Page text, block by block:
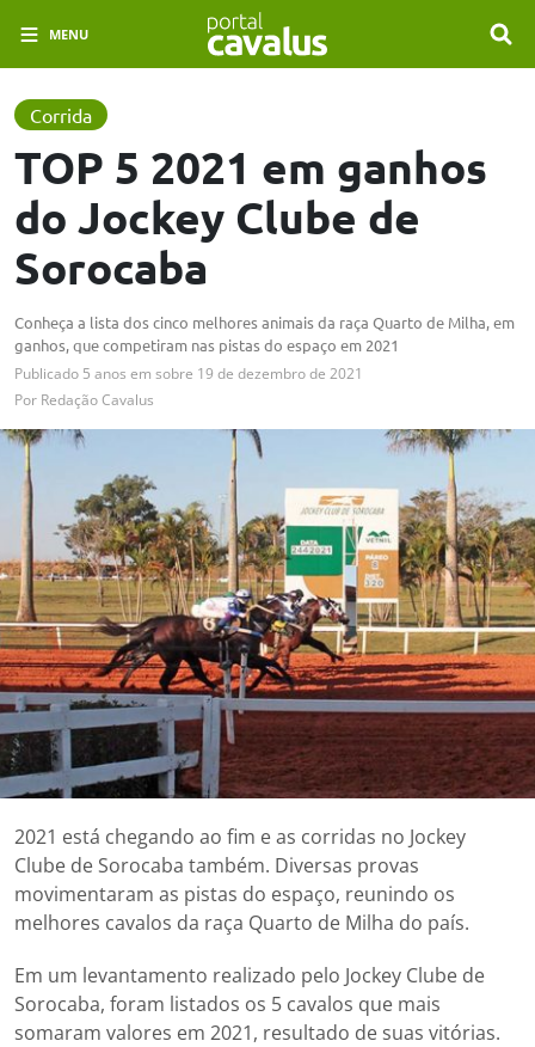
MENU
Corrida
TOP 5 2021 em ganhos
do Jockey Clube de
Sorocaba
Conheça a lista dos cinco melhores animais da raça Quarto de Milha, em
ganhos, que competiram nas pistas do espaço em 2021
Publicado 5 anos em sobre 19 de dezembro de 2021
Por Redação Cavalus
2021 está chegando ao fim e as corridas no Jockey
Clube de Sorocaba também. Diversas provas
movimentaram as pistas do espaço, reunindo os
melhores cavalos da raça Quarto de Milha do país.
Em um levantamento realizado pelo Jockey Clube de
Sorocaba, foram listados os 5 cavalos que mais
somaram valores em 2021, resultado de suas vitórias.